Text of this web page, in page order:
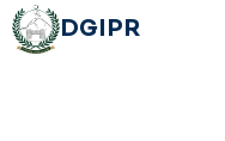
DGIPR